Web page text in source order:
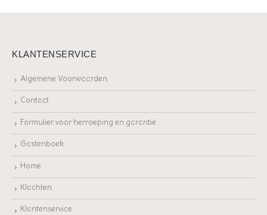
KLANTENSERVICE
Algemene Voorwaarden
Contact
Formulier voor herroeping en garantie
Gastenboek
Home
Klachten
Klantenservice